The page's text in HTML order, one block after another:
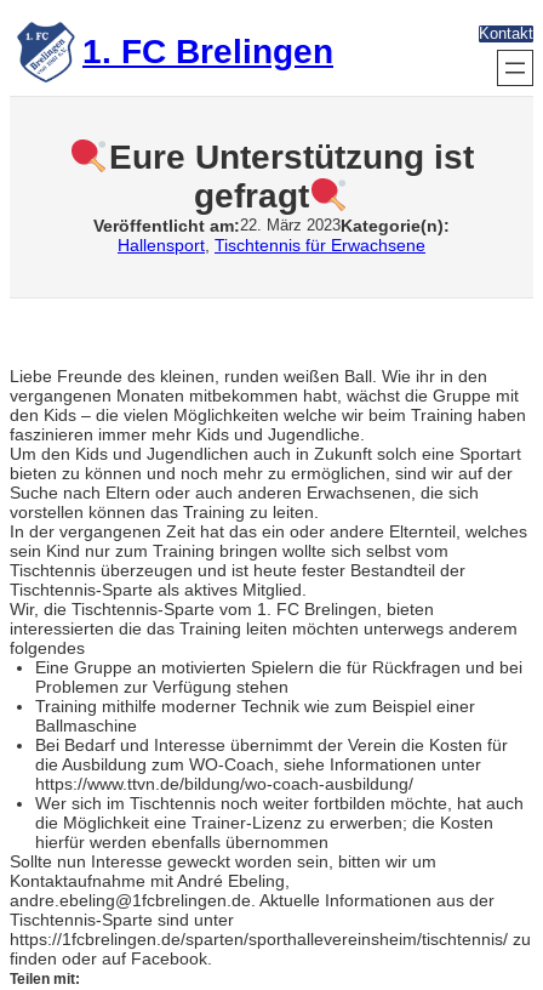
Zum
Inhalt
springen 1. FC Brelingen Kontakt
Eure Unterstützung ist
gefragt
Veröffentlicht am:22. März 2023Kategorie(n):
Hallensport, Tischtennis für Erwachsene
Liebe Freunde des kleinen, runden weißen Ball. Wie ihr in den
vergangenen Monaten mitbekommen habt, wächst die Gruppe mit
den Kids – die vielen Möglichkeiten welche wir beim Training haben
faszinieren immer mehr Kids und Jugendliche.
Um den Kids und Jugendlichen auch in Zukunft solch eine Sportart
bieten zu können und noch mehr zu ermöglichen, sind wir auf der
Suche nach Eltern oder auch anderen Erwachsenen, die sich
vorstellen können das Training zu leiten.
In der vergangenen Zeit hat das ein oder andere Elternteil, welches
sein Kind nur zum Training bringen wollte sich selbst vom
Tischtennis überzeugen und ist heute fester Bestandteil der
Tischtennis-Sparte als aktives Mitglied.
Wir, die Tischtennis-Sparte vom 1. FC Brelingen, bieten
interessierten die das Training leiten möchten unterwegs anderem
folgendes
Eine Gruppe an motivierten Spielern die für Rückfragen und bei
Problemen zur Verfügung stehen
Training mithilfe moderner Technik wie zum Beispiel einer
Ballmaschine
Bei Bedarf und Interesse übernimmt der Verein die Kosten für
die Ausbildung zum WO-Coach, siehe Informationen unter
https://www.ttvn.de/bildung/wo-coach-ausbildung/
Wer sich im Tischtennis noch weiter fortbilden möchte, hat auch
die Möglichkeit eine Trainer-Lizenz zu erwerben; die Kosten
hierfür werden ebenfalls übernommen
Sollte nun Interesse geweckt worden sein, bitten wir um
Kontaktaufnahme mit André Ebeling,
andre.ebeling@1fcbrelingen.de. Aktuelle Informationen aus der
Tischtennis-Sparte sind unter
https://1fcbrelingen.de/sparten/sporthallevereinsheim/tischtennis/ zu
finden oder auf Facebook.
Teilen mit: